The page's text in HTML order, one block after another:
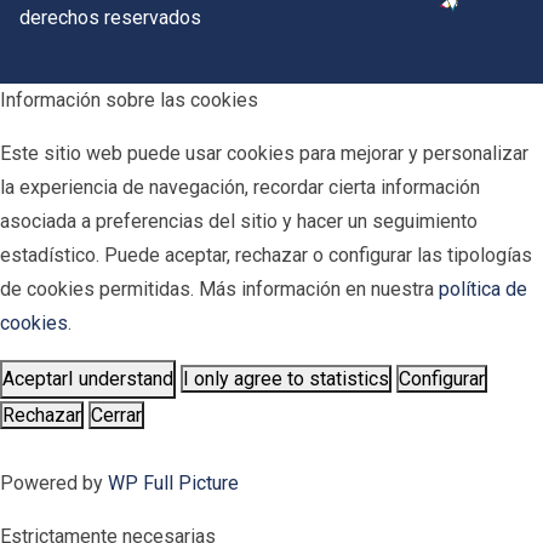
derechos reservados
Información sobre las cookies
Este sitio web puede usar cookies para mejorar y personalizar
la experiencia de navegación, recordar cierta información
asociada a preferencias del sitio y hacer un seguimiento
estadístico. Puede aceptar, rechazar o configurar las tipologías
de cookies permitidas. Más información en nuestra política de
cookies.
AceptarI understand I only agree to statistics Configurar
Rechazar Cerrar
Powered by WP Full Picture
Estrictamente necesarias